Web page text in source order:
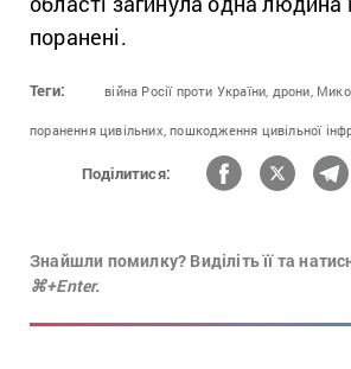
поранені.
Теги: війна Росії проти України, дрони,
поранення цивільних, пошкодження цивільної
Поділитися:
Знайшли помилку? Виділіть її та
⌘+Enter.